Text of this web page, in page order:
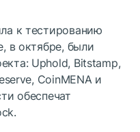
к тестированию
в октябре, были
Uphold, Bitstamp,
CoinMENA и
обеспечат